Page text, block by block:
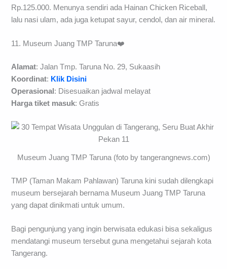
Rp.125.000. Menunya sendiri ada Hainan Chicken Riceball,
lalu nasi ulam, ada juga ketupat sayur, cendol, dan air mineral.
11. Museum Juang TMP Taruna❤️
Alamat: Jalan Tmp. Taruna No. 29, Sukaasih
Koordinat: Klik Disini
Operasional : Disesuaikan jadwal melayat
Harga tiket masuk: Gratis
Museum Juang TMP Taruna (foto by tangerangnews.com)
TMP (Taman Makam Pahlawan) Taruna kini sudah dilengkapi
museum bersejarah bernama Museum Juang TMP Taruna
yang dapat dinikmati untuk umum.
Bagi pengunjung yang ingin berwisata edukasi bisa sekaligus
mendatangi museum tersebut guna mengetahui sejarah kota
Tangerang.